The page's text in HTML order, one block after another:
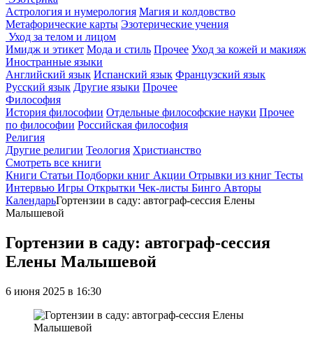
Астрология и нумерология Магия и колдовство
Метафорические карты Эзотерические учения
Уход за телом и лицом
Имидж и этикет Мода и стиль Прочее Уход за кожей и макияж
Иностранные языки
Английский язык Испанский язык Французский язык
Русский язык Другие языки Прочее
Философия
История философии Отдельные философские науки Прочее
по философии Российская философия
Религия
Другие религии Теология Христианство
Смотреть все книги
Книги Статьи Подборки книг Акции Отрывки из книг Тесты
Интервью Игры Открытки Чек-листы Бинго Авторы
КалендарьГортензии в саду: автограф-сессия Елены
Малышевой
Гортензии в саду: автограф-сессия
Елены Малышевой
6 июня 2025 в 16:30